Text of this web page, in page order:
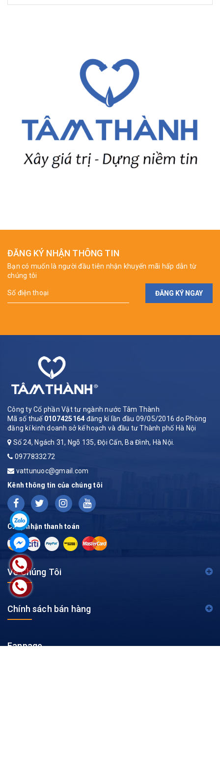
ĐĂNG KÝ NHẬN THÔNG TIN
Bạn có muốn là người đầu tiên nhận khuyến mãi hấp dẫn từ
chúng tôi
ĐĂNG KÝ NGAY
Công ty Cổ phần Vật tư ngành nước Tâm Thành
Mã số thuế 0107425164 đăng kí lần đầu 09/05/2016 do Phòng
đăng kí kinh doanh sở kế hoạch và đầu tư Thành phố Hà Nội
Số 24, Ngách 31, Ngõ 135, Đội Cấn, Ba Đình, Hà Nội.
0977833272
vattunuoc@gmail.com
Kênh thông tin của chúng tôi
Chấp nhận thanh toán
Về Chúng Tôi
Chính sách bán hàng
Fanpage